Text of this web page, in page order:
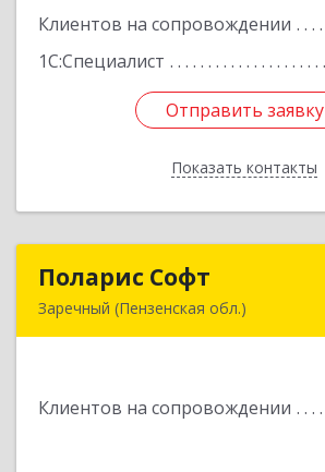
Клиентов на сопровождении
1С:Специалист
Отправить заявку
Показать контакты
Отправить заявку
Назад
Поларис Софт
Заречный (Пензенская обл.)
Клиентов на сопровождении